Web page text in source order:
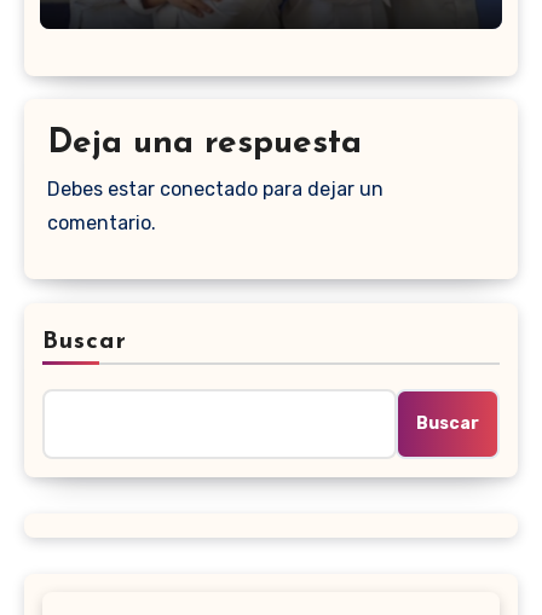
Deja una respuesta
Debes estar conectado para dejar un
comentario.
Buscar
Buscar